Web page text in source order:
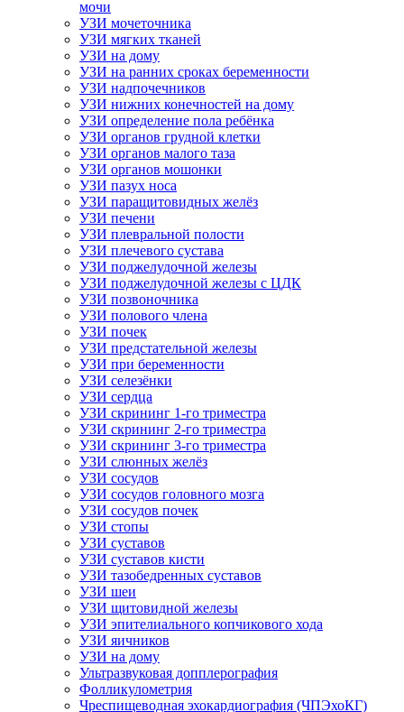
мочи
УЗИ мочеточника
УЗИ мягких тканей
УЗИ на дому
УЗИ на ранних сроках беременности
УЗИ надпочечников
УЗИ нижних конечностей на дому
УЗИ определение пола ребёнка
УЗИ органов грудной клетки
УЗИ органов малого таза
УЗИ органов мошонки
УЗИ пазух носа
УЗИ паращитовидных желёз
УЗИ печени
УЗИ плевральной полости
УЗИ плечевого сустава
УЗИ поджелудочной железы
УЗИ поджелудочной железы с ЦДК
УЗИ позвоночника
УЗИ полового члена
УЗИ почек
УЗИ предстательной железы
УЗИ при беременности
УЗИ селезёнки
УЗИ сердца
УЗИ скрининг 1-го триместра
УЗИ скрининг 2-го триместра
УЗИ скрининг 3-го триместра
УЗИ слюнных желёз
УЗИ сосудов
УЗИ сосудов головного мозга
УЗИ сосудов почек
УЗИ стопы
УЗИ суставов
УЗИ суставов кисти
УЗИ тазобедренных суставов
УЗИ шеи
УЗИ щитовидной железы
УЗИ эпителиального копчикового хода
УЗИ яичников
УЗИ на дому
Ультразвуковая допплерография
Фолликулометрия
Чреспищеводная эхокардиография (ЧПЭхоКГ)